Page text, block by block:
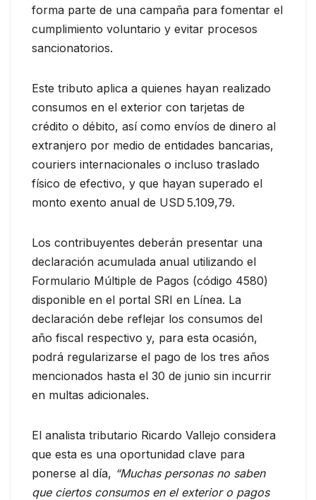
forma parte de una campaña para fomentar el
cumplimiento voluntario y evitar procesos
sancionatorios.
Este tributo aplica a quienes hayan realizado
consumos en el exterior con tarjetas de
crédito o débito, así como envíos de dinero al
extranjero por medio de entidades bancarias,
couriers internacionales o incluso traslado
físico de efectivo, y que hayan superado el
monto exento anual de USD 5.109,79.
Los contribuyentes deberán presentar una
declaración acumulada anual utilizando el
Formulario Múltiple de Pagos (código 4580)
disponible en el portal SRI en Línea. La
declaración debe reflejar los consumos del
año fiscal respectivo y, para esta ocasión,
podrá regularizarse el pago de los tres años
mencionados hasta el 30 de junio sin incurrir
en multas adicionales.
El analista tributario Ricardo Vallejo considera
que esta es una oportunidad clave para
ponerse al día, “Muchas personas no saben
que ciertos consumos en el exterior o pagos